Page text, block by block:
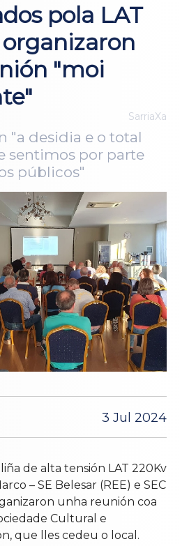
pola LAT
"moi
SarriaXa
"a desidia e o total
sentimos por parte
públicos"
3 Jul 2024
de alta tensión LAT 220Kv
– SE Belesar (REE) e SEC
unha reunión coa
Cultural e
que lles cedeu o local.